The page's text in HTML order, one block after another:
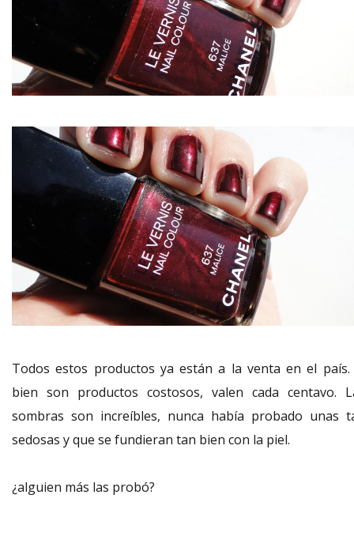
Todos estos productos ya están a la venta en el país.
bien son productos costosos, valen cada centavo.
sombras son increíbles, nunca había probado unas
sedosas y que se fundieran tan bien con la piel.
¿alguien más las probó?